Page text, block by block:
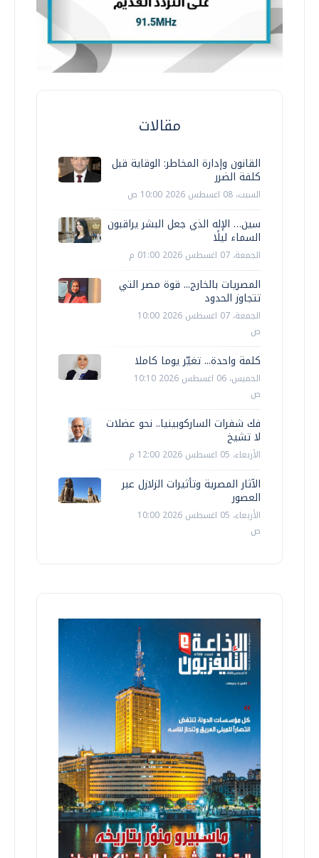
مقالات
القانون وإدارة المخاطر: الوقاية قبل
كلفة الضرر
السبت، 08 اغسطس 2026 10:00 ص
سين… الإله الذي جعل البشر يراقبون
السماء ليلًا
الجمعة، 07 اغسطس 2026 01:00 م
المصريات بالخارج... قوة مصر التي
تتجاوز الحدود
الجمعة، 07 اغسطس 2026 10:00
ص
كلمة واحدة... تغيّر يوما كاملا
الخميس، 06 اغسطس 2026 10:10
ص
فك شفرات الساركوبينيا.. نحو عضلات
لا تشيخ
الأربعاء، 05 اغسطس 2026 12:00 م
الآثار المصرية وتأثيرات الزلازل عبر
العصور
الأربعاء، 05 اغسطس 2026 10:00
ص